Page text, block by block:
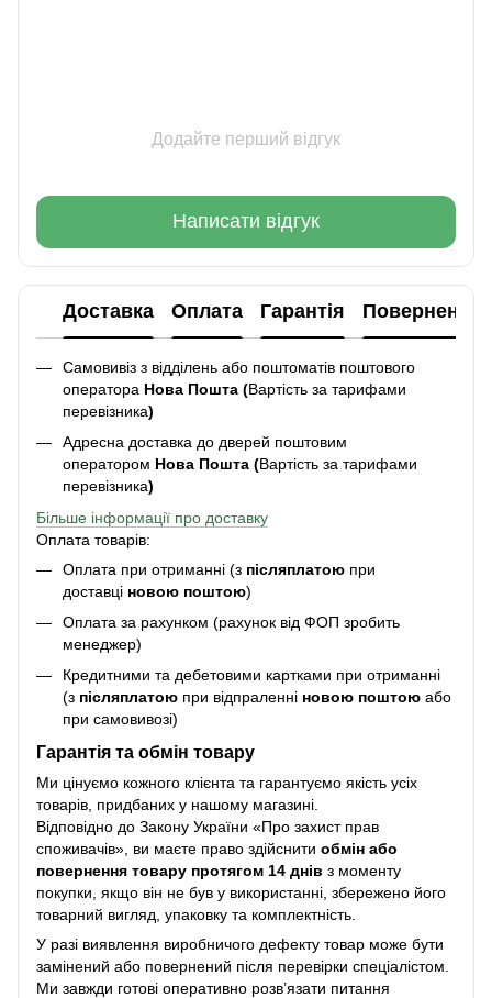
Додайте перший відгук
Написати відгук
Доставка Оплата Гарантія Повернення
Самовивіз з відділень або поштоматів поштового
оператора Нова Пошта (Вартість за тарифами
перевізника)
Адресна доставка до дверей поштовим
оператором Нова Пошта (Вартість за тарифами
перевізника)
Більше інформації про доставку
Оплата товарів:
Оплата при отриманні (з післяплатою при
доставці новою поштою)
Оплата за рахунком (рахунок від ФОП зробить
менеджер)
Кредитними та дебетовими картками при отриманні
(з післяплатою при відпраленні новою поштою або
при самовивозі)
Гарантія та обмін товару
Ми цінуємо кожного клієнта та гарантуємо якість усіх
товарів, придбаних у нашому магазині.
Відповідно до Закону України «Про захист прав
споживачів», ви маєте право здійснити обмін або
повернення товару протягом 14 днів з моменту
покупки, якщо він не був у використанні, збережено його
товарний вигляд, упаковку та комплектність.
У разі виявлення виробничого дефекту товар може бути
замінений або повернений після перевірки спеціалістом.
Ми завжди готові оперативно розв’язати питання